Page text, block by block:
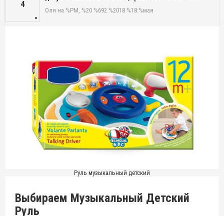
4
Оля на %PM, %20 %692 %2018 %18:%мая
Руль музыкальный детский
Выбираем Музыкальный Детский
Руль